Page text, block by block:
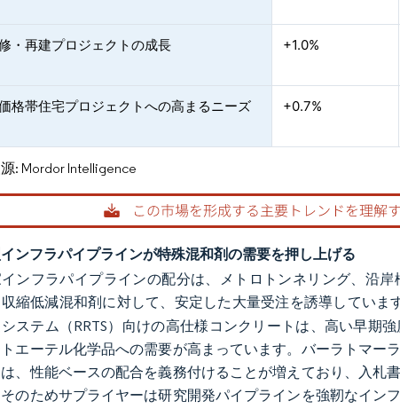
・再建プロジェクトの成長 +1.0%
格帯住宅プロジェクトへの高まるニーズ +0.7%
: Mordor Intelligence
ンフラパイプラインが特殊混和剤の需要を押し上げる
ンフラパイプラインの配分は、メトロトンネリング、沿
縮低減混和剤に対して、安定した大量受注を誘導していま
ステム（RRTS）向けの高仕様コンクリートは、高い早期
エーテル化学品への需要が高まっています。バーラトマー
、性能ベースの配合を義務付けることが増えており、入札
のためサプライヤーは研究開発パイプラインを強靭なイン